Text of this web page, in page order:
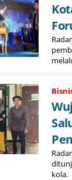
kola.